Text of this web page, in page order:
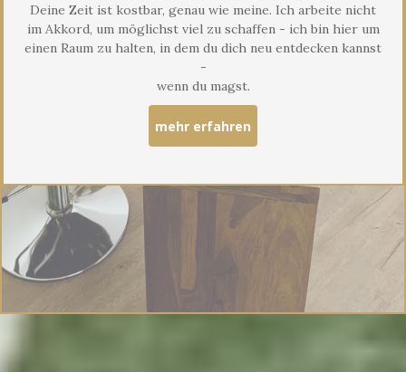
Deine Zeit ist kostbar, genau wie meine. Ich arbeite nicht
im Akkord, um möglichst viel zu schaffen - ich bin hier um
einen Raum zu halten, in dem du dich neu entdecken kannst
-
wenn du magst.
mehr erfahren